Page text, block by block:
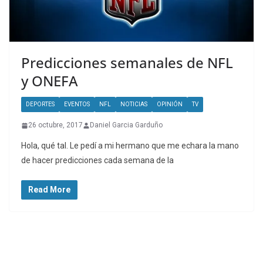
Predicciones semanales de NFL
y ONEFA
DEPORTES EVENTOS NFL NOTICIAS OPINIÓN TV
26 octubre, 2017 Daniel Garcia Garduño
Hola, qué tal. Le pedí a mi hermano que me echara la mano
de hacer predicciones cada semana de la
Read More